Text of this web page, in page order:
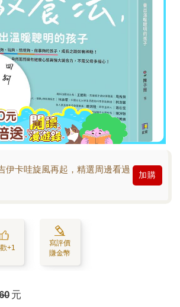
伊卡哇旋風再起，精選周邊看過
加購
+1
寫評價
賺金幣
元